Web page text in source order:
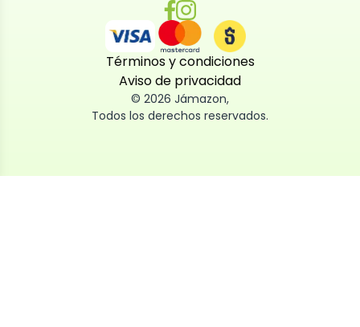
Términos y condiciones
Aviso de privacidad
© 2026 Jámazon,
Todos los derechos reservados.